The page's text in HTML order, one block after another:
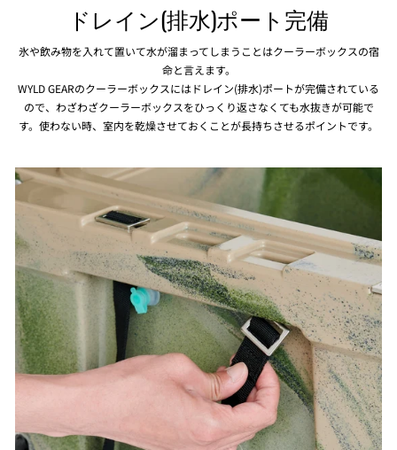
ドレイン(排水)ポート完備
氷や飲み物を入れて置いて水が溜まってしまうことはクーラーボックスの宿
命と言えます。
WYLD GEARのクーラーボックスにはドレイン(排水)ポートが完備されている
ので、わざわざクーラーボックスをひっくり返さなくても水抜きが可能で
す。使わない時、室内を乾燥させておくことが長持ちさせるポイントです。